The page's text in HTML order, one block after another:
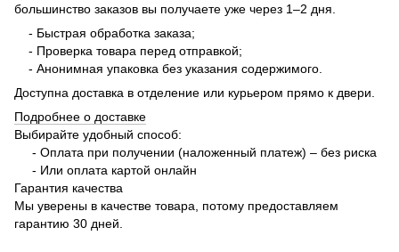
большинство заказов вы получаете уже через 1–2 дня.
- Быстрая обработка заказа;
- Проверка товара перед отправкой;
- Анонимная упаковка без указания содержимого.
Доступна доставка в отделение или курьером прямо к двери.
Подробнее о доставке
Выбирайте удобный способ:
- Оплата при получении (наложенный платеж) – без риска
- Или оплата картой онлайн
Гарантия качества
Мы уверены в качестве товара, потому предоставляем
гарантию 30 дней.